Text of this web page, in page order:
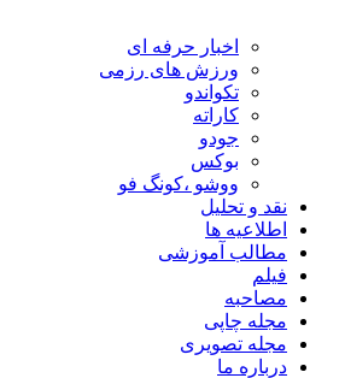
اخبار حرفه ای
ورزش های رزمی
تکواندو
کاراته
جودو
بوکس
ووشو ،کونگ فو
نقد و تحلیل
اطلاعیه ها
مطالب آموزشی
فیلم
مصاحبه
مجله چاپی
مجله تصویری
درباره ما